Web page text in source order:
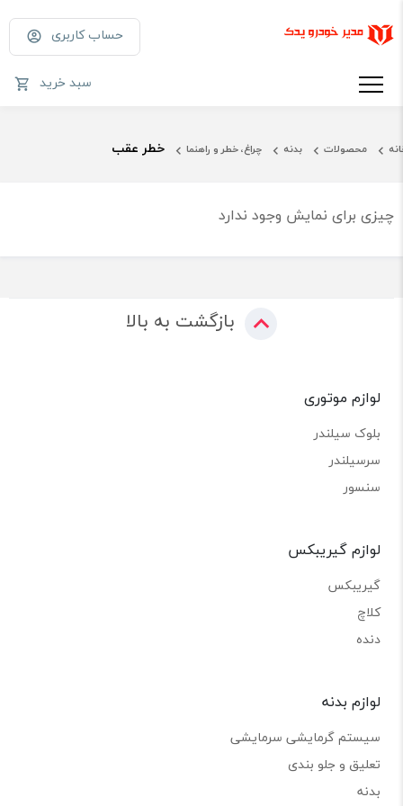
حساب کاربری
سبد خرید
محصولات بدنه چراغ، خطر و راهنما خطر عقب
چیزی برای نمایش وجود ندارد
بازگشت به بالا
لوازم موتوری
بلوک سیلندر
سرسیلندر
سنسور
لوازم گیریبکس
گیریبکس
کلاچ
دنده
لوازم بدنه
سیستم گرمایشی سرمایشی
تعلیق و جلو بندی
بدنه